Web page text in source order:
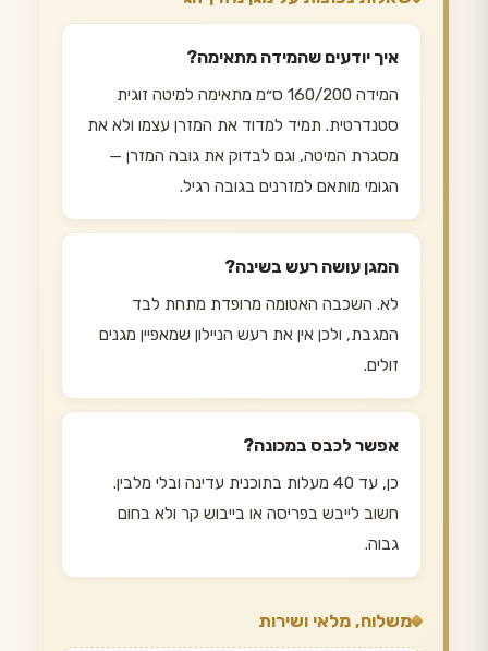
איך יודעים שהמידה מתאימה?
המידה 160/200 ס״מ מתאימה למיטה זוגית
סטנדרטית. תמיד למדוד את המזרן עצמו ולא את
מסגרת המיטה, וגם לבדוק את גובה המזרן —
הגומי מותאם למזרנים בגובה רגיל.
המגן עושה רעש בשינה?
לא. השכבה האטומה מרופדת מתחת לבד
המגבת, ולכן אין את רעש הניילון שמאפיין מגנים
זולים.
אפשר לכבס במכונה?
כן, עד 40 מעלות בתוכנית עדינה ובלי מלבין.
חשוב לייבש בפריסה או בייבוש קר ולא בחום
גבוה.
משלוח, מלאי ושירות